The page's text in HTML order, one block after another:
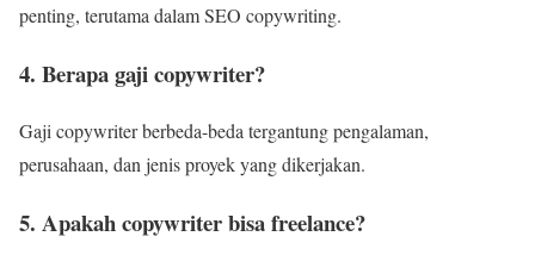
penting, terutama dalam SEO copywriting.
4. Berapa gaji copywriter?
Gaji copywriter berbeda-beda tergantung pengalaman,
perusahaan, dan jenis proyek yang dikerjakan.
5. Apakah copywriter bisa freelance?